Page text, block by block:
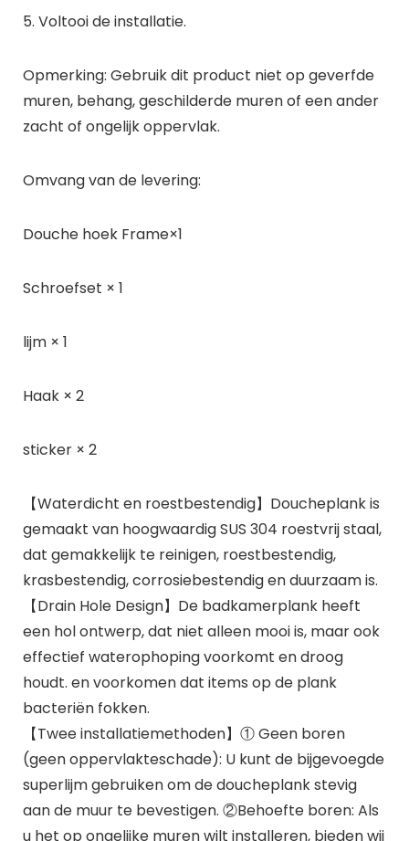
5. Voltooi de installatie.
Opmerking: Gebruik dit product niet op geverfde
muren, behang, geschilderde muren of een ander
zacht of ongelijk oppervlak.
Omvang van de levering:
Douche hoek Frame×1
Schroefset × 1
lijm × 1
Haak × 2
sticker × 2
【Waterdicht en roestbestendig】Doucheplank is
gemaakt van hoogwaardig SUS 304 roestvrij staal,
dat gemakkelijk te reinigen, roestbestendig,
krasbestendig, corrosiebestendig en duurzaam is.
【Drain Hole Design】De badkamerplank heeft
een hol ontwerp, dat niet alleen mooi is, maar ook
effectief waterophoping voorkomt en droog
houdt. en voorkomen dat items op de plank
bacteriën fokken.
【Twee installatiemethoden】① Geen boren
(geen oppervlakteschade): U kunt de bijgevoegde
superlijm gebruiken om de doucheplank stevig
aan de muur te bevestigen. ②Behoefte boren: Als
u het op ongelijke muren wilt installeren, bieden wij